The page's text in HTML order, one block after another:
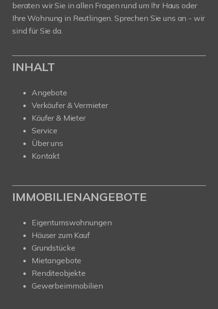
beraten wir Sie in allen Fragen rund um Ihr Haus oder
Ihre Wohnung in Reutlingen. Sprechen Sie uns an - wir
sind für Sie da.
INHALT
Angebote
Verkäufer & Vermieter
Käufer & Mieter
Service
Über uns
Kontakt
IMMOBILIENANGEBOTE
Eigentumswohnungen
Häuser zum Kauf
Grundstücke
Mietangebote
Renditeobjekte
Gewerbeimmobilien